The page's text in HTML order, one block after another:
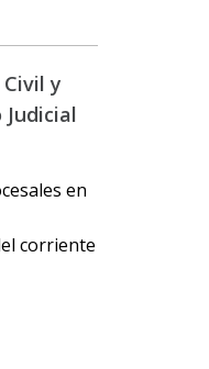
y
en
corriente